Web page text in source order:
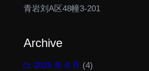
青岩刘A区48幢3-201
Archive
2025 年 8 月 (4)